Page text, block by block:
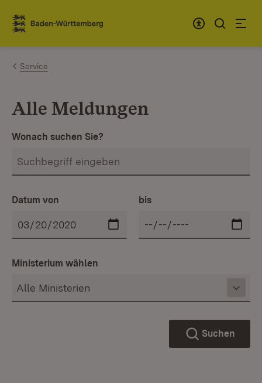
Zum Inhalt springen
Link zur Startseite
Service
Alle Meldungen
Wonach suchen Sie?
Datum von bis
Ministerium wählen
Suchen